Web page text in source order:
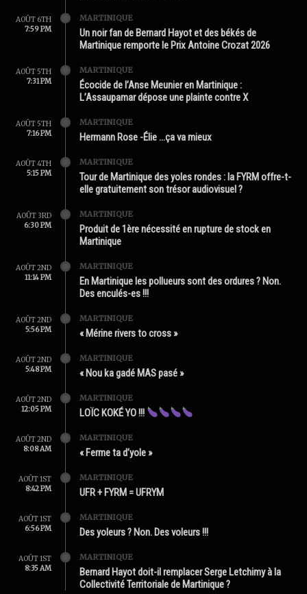
AOÛT 6TH
7:59 PM
MARTINIQUE
Un noir fan de Bernard Hayot et des békés de
Martinique remporte le Prix Antoine Crozat 2026
AOÛT 5TH
7:31 PM
MARTINIQUE
Écocide de l’Anse Meunier en Martinique :
L’Assaupamar dépose une plainte contre X
AOÛT 5TH
7:16 PM
MARTINIQUE
Hermann Rose -Élie …ça va mieux
AOÛT 4TH
5:15 PM
MARTINIQUE
Tour de Martinique des yoles rondes : la FYRM offre-t-
elle gratuitement son trésor audiovisuel ?
AOÛT 3RD
6:30 PM
MARTINIQUE
Produit de 1ère nécessité en rupture de stock en
Martinique
AOÛT 2ND
11:14 PM
MARTINIQUE
En Martinique les pollueurs sont des ordures ? Non.
Des enculés-es !!!
AOÛT 2ND
5:56 PM
MARTINIQUE
« Mérine rivers to cross »
AOÛT 2ND
5:48 PM
MARTINIQUE
« Nou ka gadé MAS pasé »
AOÛT 2ND
12:05 PM
MARTINIQUE
LOÏC KOKÉ YO !!!
AOÛT 2ND
8:08 AM
MARTINIQUE
« Ferme ta d’yole »
AOÛT 1ST
8:42 PM
MARTINIQUE
UFR + FYRM = UFRYM
AOÛT 1ST
6:56 PM
MARTINIQUE
Des yoleurs ? Non. Des voleurs !!!
AOÛT 1ST
8:35 AM
MARTINIQUE
Bernard Hayot doit-il remplacer Serge Letchimy à la
Collectivité Territoriale de Martinique ?